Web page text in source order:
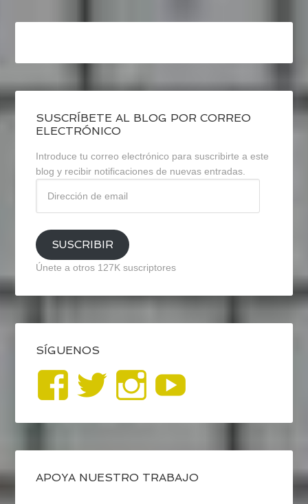
SUSCRÍBETE AL BLOG POR CORREO
ELECTRÓNICO
Introduce tu correo electrónico para suscribirte a este
blog y recibir notificaciones de nuevas entradas.
email
SUSCRIBIR
Únete a otros 127K suscriptores
SÍGUENOS
Ver
perfil
de
blogrecursosep
Ver
perfil
de
recursosep
Ver
perfil
de
recursosep
APOYA NUESTRO TRABAJO